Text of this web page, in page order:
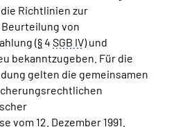
Richtlinien zur
von
(§4 SGB IV) und
bekanntzugeben. Für die
gelten die gemeinsamen
12. Dezember 1991.